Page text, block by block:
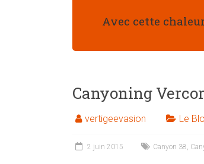
Avec cette
Canyoning
vertigeevasion Le
2 juin 2015 Canyon 38,